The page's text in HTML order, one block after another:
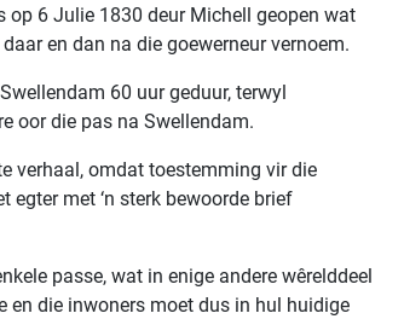
op 6 Julie 1830 deur Michell geopen wat
en dan na die goewerneur vernoem.
60 uur geduur, terwyl
oor die pas na Swellendam.
verhaal, omdat toestemming vir die
egter met ‘n sterk bewoorde brief
passe, wat in enige andere wêrelddeel
en die inwoners moet dus in hul huidige